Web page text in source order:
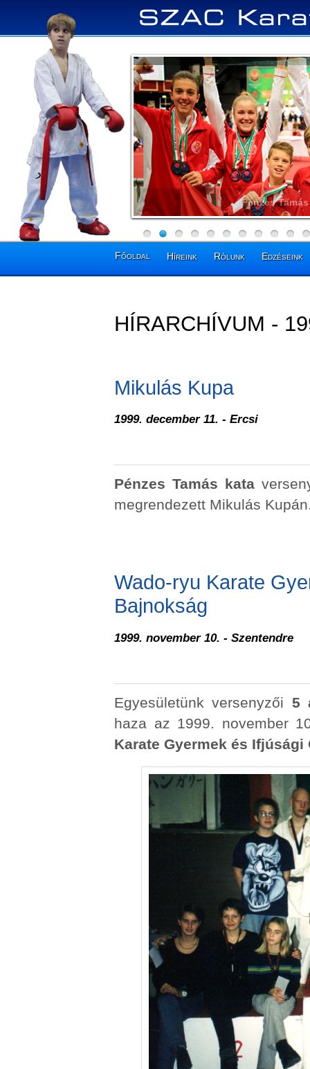
Pénzes
Főoldal Híreink Rólunk Edzéseink
HÍRARCHÍVUM -
Mikulás Kupa
1999. december 11. - Ercsi
Pénzes Tamás kata
megrendezett Mikulás
Wado-ryu Karate
Bajnokság
1999. november 10. - Szentendre
Egyesületünk versenyzői 5
haza az 1999. november
Karate Gyermek és